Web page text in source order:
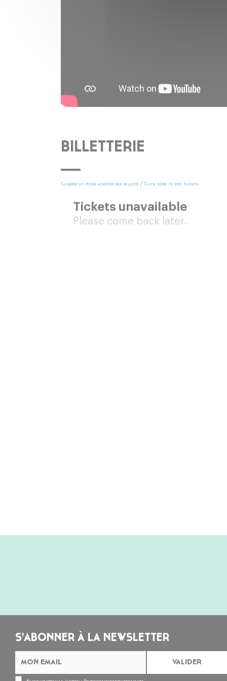
BILLETTERIE
Cliquer ici pour acheter des billets / Click here to buy tickets
S'ABONNER À LA NEWSLETTER